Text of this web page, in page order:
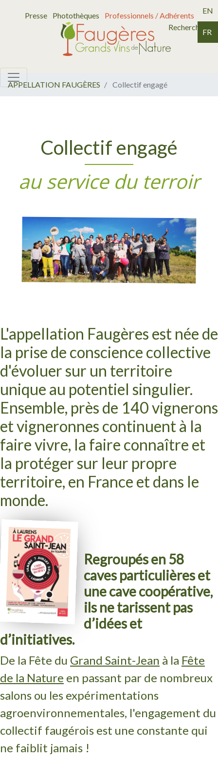
Presse Photothèques
Professionnels / Adhérents
Recherche
EN
FR
APPELLATION FAUGÈRES Collectif engagé
Collectif engagé
au service du terroir
L'appellation Faugères est née de
la prise de conscience collective
d'évoluer sur un territoire
unique au potentiel singulier.
Ensemble, près de 140 vignerons
et vigneronnes continuent à la
faire vivre, la faire connaître et
la protéger sur leur propre
territoire, en France et dans le
monde.
Regroupés en 58
caves particulières et
une cave coopérative,
ils ne tarissent pas
d’idées et
d’initiatives.
De la Fête du Grand Saint-Jean à la Fête
de la Nature en passant par de nombreux
salons ou les expérimentations
agroenvironnementales, l'engagement du
collectif faugérois est une constante qui
ne faiblit jamais !